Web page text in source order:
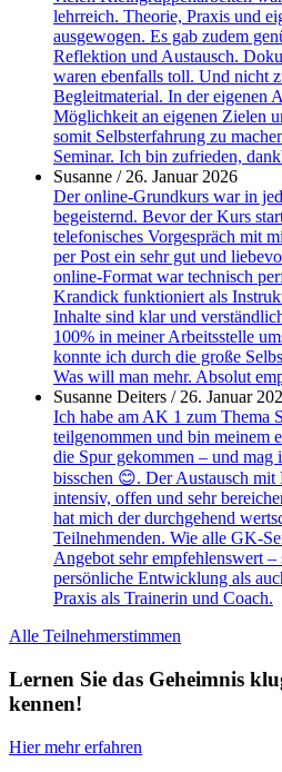
lehrreich. Theorie, Praxis und
ausgewogen. Es gab zudem
Reflektion und Austausch.
waren ebenfalls toll. Und nicht
Begleitmaterial. In der eigenen
Möglichkeit an eigenen Zielen
somit Selbsterfahrung zu
Seminar. Ich bin zufrieden,
Susanne / 26. Januar 2026
Der online-Grundkurs war in
begeisternd. Bevor der Kurs
telefonisches Vorgespräch mit
per Post ein sehr gut und
online-Format war technisch
Krandick funktioniert als
Inhalte sind klar und
100% in meiner Arbeitsstelle
konnte ich durch die große
Was will man mehr. Absolut
Susanne Deiters / 26. Januar
Ich habe am AK 1 zum Thema
teilgenommen und bin meinem
die Spur gekommen – und mag
bisschen 😊. Der Austausch
intensiv, offen und sehr
hat mich der durchgehend
Teilnehmenden. Wie alle GK-
Angebot sehr empfehlenswert
persönliche Entwicklung als
Praxis als Trainerin und Coach.
Alle Teilnehmerstimmen
Lernen Sie das Geheimnis
kennen!
Hier mehr erfahren